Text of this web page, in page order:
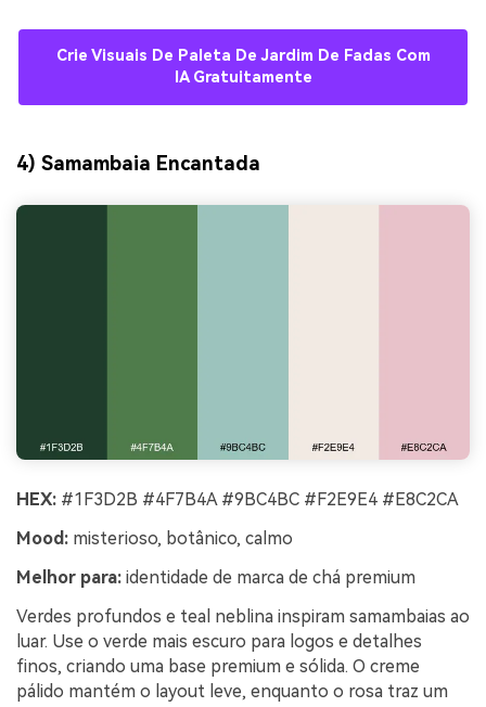
Crie Visuais De Paleta De Jardim De Fadas Com
IA Gratuitamente
4) Samambaia Encantada
HEX: #1F3D2B #4F7B4A #9BC4BC #F2E9E4 #E8C2CA
Mood: misterioso, botânico, calmo
Melhor para: identidade de marca de chá premium
Verdes profundos e teal neblina inspiram samambaias ao
luar. Use o verde mais escuro para logos e detalhes
finos, criando uma base premium e sólida. O creme
pálido mantém o layout leve, enquanto o rosa traz um